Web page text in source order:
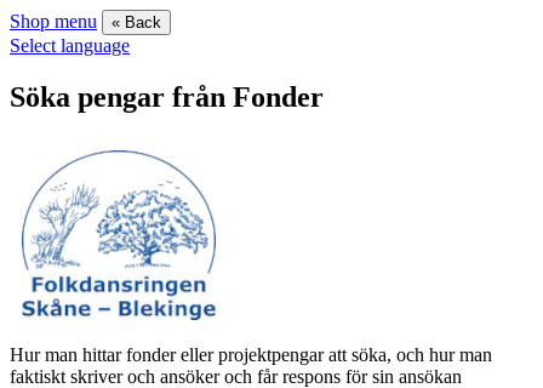
Shop menu « Back
Select language
Söka pengar från Fonder
Hur man hittar fonder eller projektpengar att söka, och hur man
faktiskt skriver och ansöker och får respons för sin ansökan